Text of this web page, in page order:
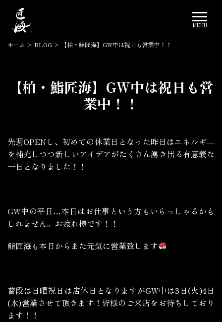
ホーム > BLOG > 【柏・鮨匠海】GW中は祝日も営業中！！
【柏・鮨匠海】GW中は祝日も営
業中！！
先週OPENし、初めての休業日となった昨日はエネルギ―
を補充しつつ新しいアイデアがたくさん湧き出る有意義な
一日となりました！！
GW中の平日…本日はお仕事という方もいらっしゃるかも
しれません。お疲れ様です！！
鮨匠海も本日からまた元気に営業致します
普段は日曜祝日は店休日となりますがGW中は3日(火)4日
(水)営業させて頂きます！皆様のご来店をお待ちしており
ます！！